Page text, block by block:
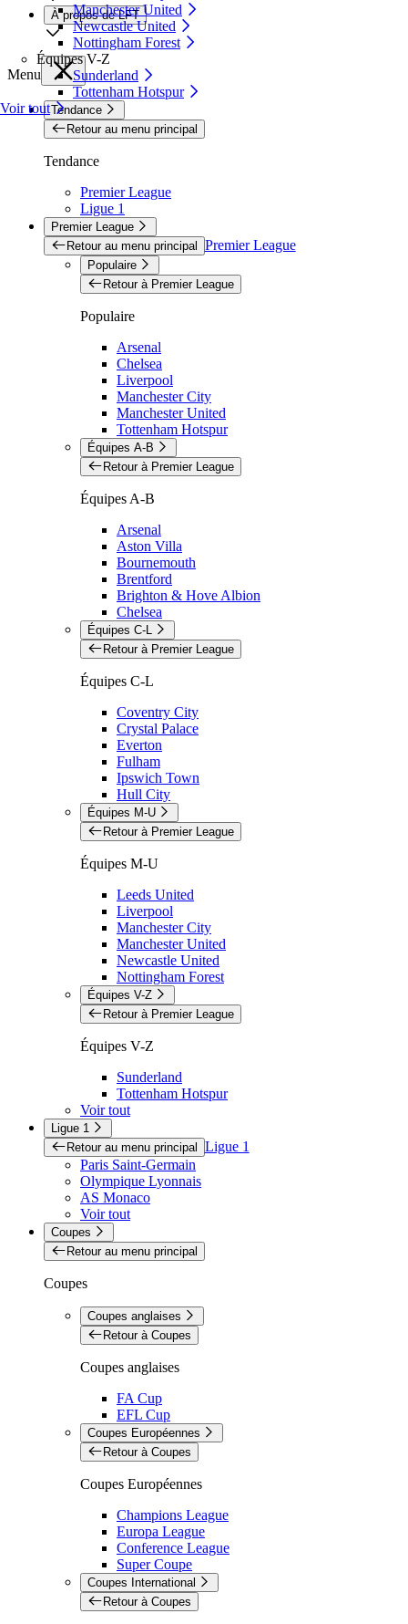
Manchester United
Newcastle United
Nottingham Forest
Équipes V-Z
Sunderland
Tottenham Hotspur
Voir tout
À propos de LFT
Menu
Tendance
Retour au menu principal
Tendance
Premier League
Ligue 1
Premier League
Retour au menu principal Premier League
Populaire
Retour à Premier League
Populaire
Arsenal
Chelsea
Liverpool
Manchester City
Manchester United
Tottenham Hotspur
Équipes A-B
Retour à Premier League
Équipes A-B
Arsenal
Aston Villa
Bournemouth
Brentford
Brighton & Hove Albion
Chelsea
Équipes C-L
Retour à Premier League
Équipes C-L
Coventry City
Crystal Palace
Everton
Fulham
Ipswich Town
Hull City
Équipes M-U
Retour à Premier League
Équipes M-U
Leeds United
Liverpool
Manchester City
Manchester United
Newcastle United
Nottingham Forest
Équipes V-Z
Retour à Premier League
Équipes V-Z
Sunderland
Tottenham Hotspur
Voir tout
Ligue 1
Retour au menu principal Ligue 1
Paris Saint-Germain
Olympique Lyonnais
AS Monaco
Voir tout
Coupes
Retour au menu principal
Coupes
Coupes anglaises
Retour à Coupes
Coupes anglaises
FA Cup
EFL Cup
Coupes Européennes
Retour à Coupes
Coupes Européennes
Champions League
Europa League
Conference League
Super Coupe
Coupes International
Retour à Coupes